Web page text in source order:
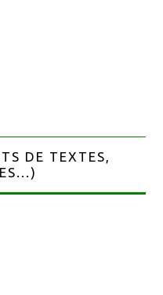
DE TEXTES,